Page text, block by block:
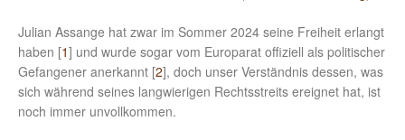
Julian Assange hat zwar im Sommer 2024 seine Freiheit erlangt
haben [1] und wurde sogar vom Europarat offiziell als politischer
Gefangener anerkannt [2], doch unser Verständnis dessen, was
sich während seines langwierigen Rechtsstreits ereignet hat, ist
noch immer unvollkommen.